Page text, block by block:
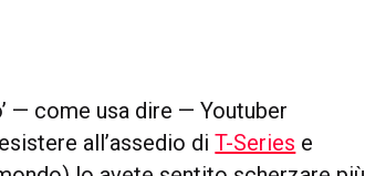
— come usa dire — Youtuber
all’assedio diT-Series e